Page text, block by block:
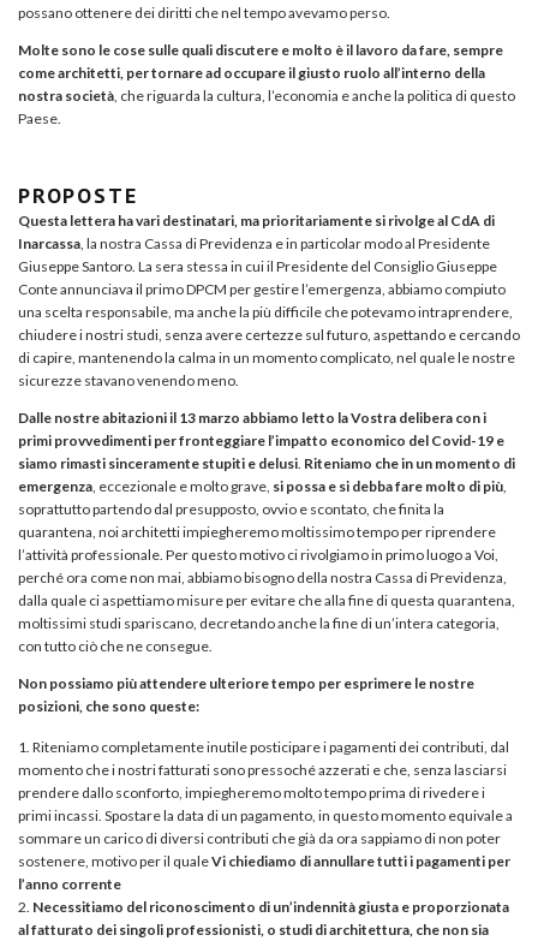
possano ottenere dei diritti che nel tempo avevamo perso.
Molte sono le cose sulle quali discutere e molto è il lavoro da fare, sempre
come architetti, per tornare ad occupare il giusto ruolo all’interno della
nostra società , che riguarda la cultura, l’economia e anche la politica di questo
Paese.
PROPOSTE
Questa lettera ha vari destinatari, ma prioritariamente si rivolge al CdA di
Inarcassa , la nostra Cassa di Previdenza e in particolar modo al Presidente
Giuseppe Santoro. La sera stessa in cui il Presidente del Consiglio Giuseppe
Conte annunciava il primo DPCM per gestire l’emergenza, abbiamo compiuto
una scelta responsabile, ma anche la più difficile che potevamo intraprendere,
chiudere i nostri studi, senza avere certezze sul futuro, aspettando e cercando
di capire, mantenendo la calma in un momento complicato, nel quale le nostre
sicurezze stavano venendo meno.
Dalle nostre abitazioni il 13 marzo abbiamo letto la Vostra delibera con i
primi provvedimenti per fronteggiare l’impatto economico del Covid-19 e
siamo rimasti sinceramente stupiti e delusi Riteniamo che in un momento di
emergenza , eccezionale e molto grave, si possa e si debba fare molto di più
soprattutto partendo dal presupposto, ovvio e scontato, che finita la
quarantena, noi architetti impiegheremo moltissimo tempo per riprendere
l’attività professionale. Per questo motivo ci rivolgiamo in primo luogo a Voi,
perché ora come non mai, abbiamo bisogno della nostra Cassa di Previdenza,
dalla quale ci aspettiamo misure per evitare che alla fine di questa quarantena,
moltissimi studi spariscano, decretando anche la fine di un’intera categoria,
con tutto ciò che ne consegue.
Non possiamo più attendere ulteriore tempo per esprimere le nostre
posizioni, che sono queste:
Riteniamo completamente inutile posticipare i pagamenti dei contributi, dal
momento che i nostri fatturati sono pressoché azzerati e che, senza lasciarsi
prendere dallo sconforto, impiegheremo molto tempo prima di rivedere i
primi incassi. Spostare la data di un pagamento, in questo momento equivale a
sommare un carico di diversi contributi che già da ora sappiamo di non poter
sostenere, motivo per il qualeVi chiediamo di annullare tutti i pagamenti per
l’anno corrente
Necessitiamo del riconoscimento di un’indennità giusta e proporzionata
al fatturato dei singoli professionisti, o studi di architettura, che non sia